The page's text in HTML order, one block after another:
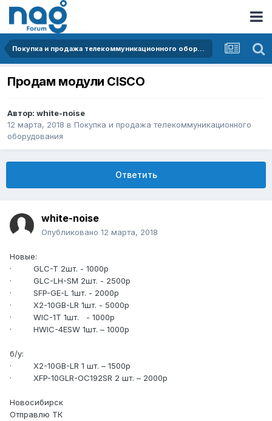
Покупка и продажа телекоммуникационного оборудования
Продам модули CISCO
Автор: white-noise
12 марта, 2018 в Покупка и продажа телекоммуникационного
оборудования
Ответить
white-noise
Опубликовано 12 марта, 2018
Новые:
· GLC-T 2шт. - 1000р
· GLC-LH-SM 2шт. - 2500р
· SFP-GE-L 1шт. - 2000р
· X2-10GB-LR 1шт. - 5000р
· WIC-1T 1шт. - 1000р
· HWIC-4ESW 1шт. – 1000р
б/у:
· X2-10GB-LR 1 шт. – 1500р
· XFP-10GLR-OC192SR 2 шт. – 2000р
Новосибирск
Отправлю ТК